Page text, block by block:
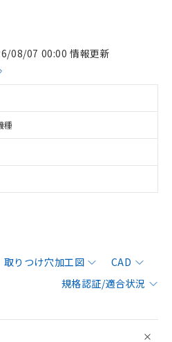
08/07 00:00 情報更新
種
取りつけ穴加工図
CAD
規格認証/適合状況